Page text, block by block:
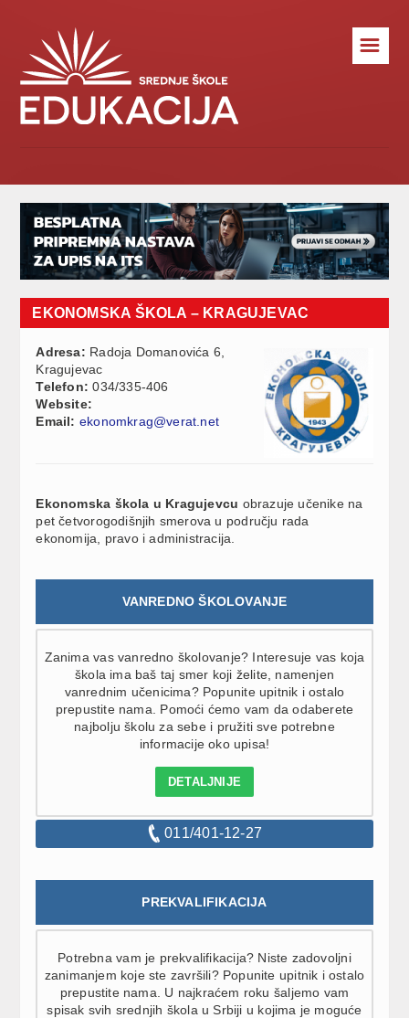
☰
EKONOMSKA ŠKOLA – KRAGUJEVAC
Adresa: Radoja Domanovića 6,
Kragujevac
Telefon: 034/335-406
Website:
Email: ekonomkrag@verat.net
Ekonomska škola u Kragujevcu obrazuje učenike na
pet četvorogodišnjih smerova u području rada
ekonomija, pravo i administracija.
VANREDNO ŠKOLOVANJE
Zanima vas vanredno školovanje? Interesuje vas koja
škola ima baš taj smer koji želite, namenjen
vanrednim učenicima? Popunite upitnik i ostalo
prepustite nama. Pomoći ćemo vam da odaberete
najbolju školu za sebe i pružiti sve potrebne
informacije oko upisa!
DETALJNIJE
011/401-12-27
PREKVALIFIKACIJA
Potrebna vam je prekvalifikacija? Niste zadovoljni
zanimanjem koje ste završili? Popunite upitnik i ostalo
prepustite nama. U najkraćem roku šaljemo vam
spisak svih srednjih škola u Srbiji u kojima je moguće